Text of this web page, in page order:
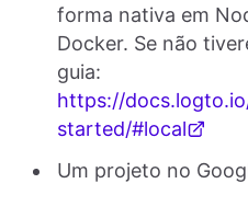
forma nativa em
Docker. Se não
guia:
https://
started/#local
Um projeto no